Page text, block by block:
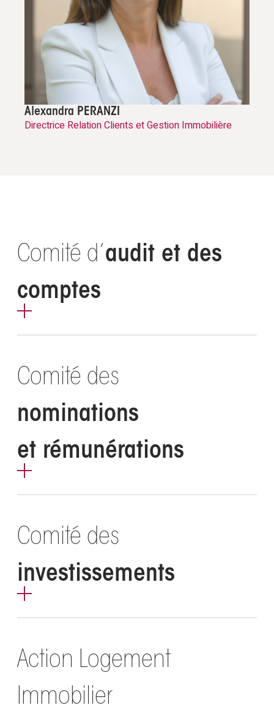
Alexandra PERANZI
Directrice Relation Clients et Gestion Immobilière
Comité d’audit et des
comptes
Comité des
nominations
et rémunérations
Comité des
investissements
Action Logement
Immobilier